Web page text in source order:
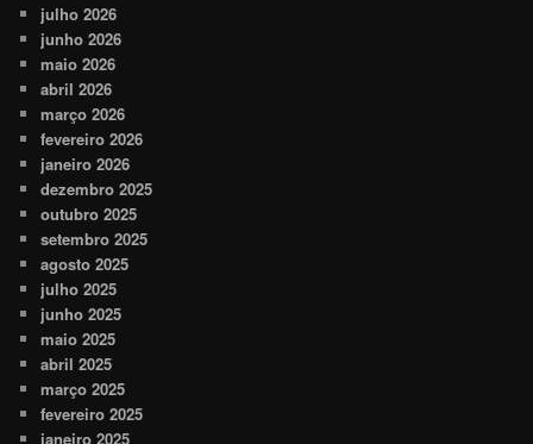
julho 2026
junho 2026
maio 2026
abril 2026
março 2026
fevereiro 2026
janeiro 2026
dezembro 2025
outubro 2025
setembro 2025
agosto 2025
julho 2025
junho 2025
maio 2025
abril 2025
março 2025
fevereiro 2025
janeiro 2025